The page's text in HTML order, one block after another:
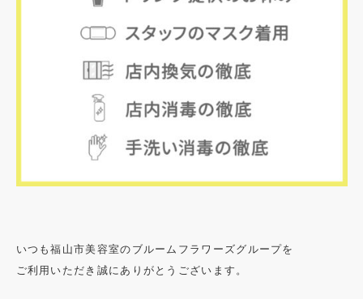
いつも福山市美容室のブルームフラワーズグループを
ご利用いただき誠にありがとうございます。